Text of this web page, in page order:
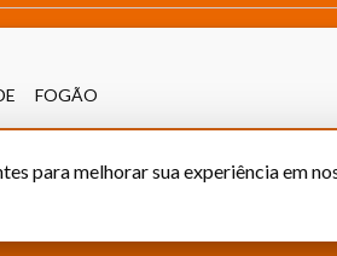
FOGÃO
para melhorar sua experiência em